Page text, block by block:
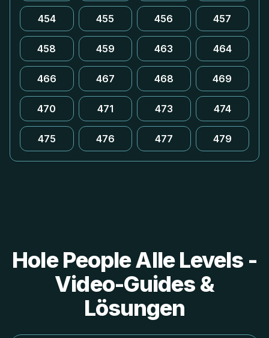
454 455 456 457
458 459 463 464
466 467 468 469
470 471 473 474
475 476 477 479
Hole People Alle Levels -
Video-Guides &
Lösungen